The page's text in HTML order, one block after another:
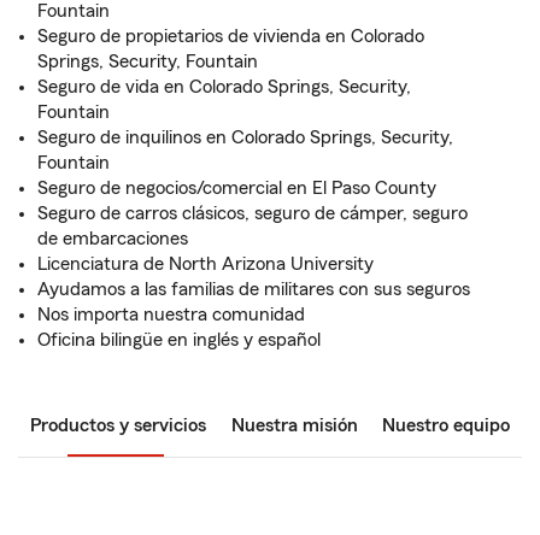
Fountain
Seguro de propietarios de vivienda en Colorado
Springs, Security, Fountain
Seguro de vida en Colorado Springs, Security,
Fountain
Seguro de inquilinos en Colorado Springs, Security,
Fountain
Seguro de negocios/comercial en El Paso County
Seguro de carros clásicos, seguro de cámper, seguro
de embarcaciones
Licenciatura de North Arizona University
Ayudamos a las familias de militares con sus seguros
Nos importa nuestra comunidad
Oficina bilingüe en inglés y español
Productos y servicios Nuestra misión Nuestro equipo